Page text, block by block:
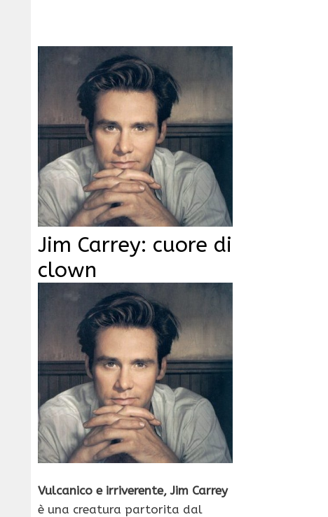
Jim Carrey: cuore di
clown
Vulcanico e irriverente, Jim Carrey
è una creatura partorita dal